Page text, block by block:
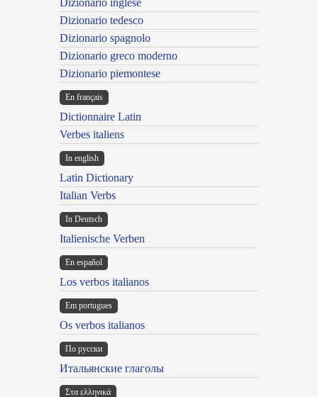
Dizionario tedesco
Dizionario spagnolo
Dizionario greco moderno
Dizionario piemontese
En français
Dictionnaire Latin
Verbes italiens
In english
Latin Dictionary
Italian Verbs
In Deutsch
Italienische Verben
En español
Los verbos italianos
Em portugues
Os verbos italianos
По русски
Итальянские глаголы
Στα ελληνικά